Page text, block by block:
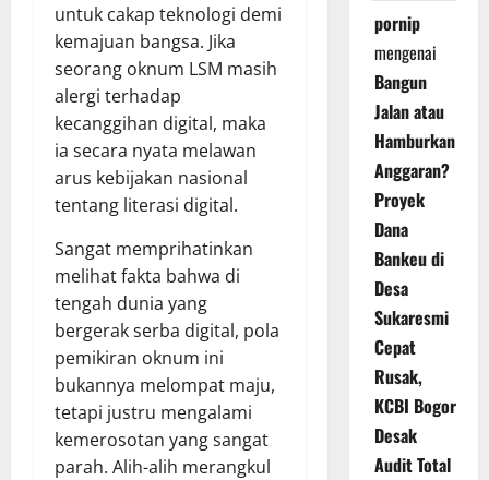
untuk cakap teknologi demi
kemajuan bangsa. Jika
seorang oknum LSM masih
alergi terhadap
kecanggihan digital, maka
ia secara nyata melawan
arus kebijakan nasional
tentang literasi digital.
Sangat memprihatinkan
melihat fakta bahwa di
tengah dunia yang
bergerak serba digital, pola
pemikiran oknum ini
bukannya melompat maju,
tetapi justru mengalami
kemerosotan yang sangat
parah. Alih-alih merangkul
pornip
mengenai
Bangun
Jalan atau
Hamburkan
Anggaran?
Proyek
Dana
Bankeu di
Desa
Sukaresmi
Cepat
Rusak,
KCBI Bogor
Desak
Audit Total